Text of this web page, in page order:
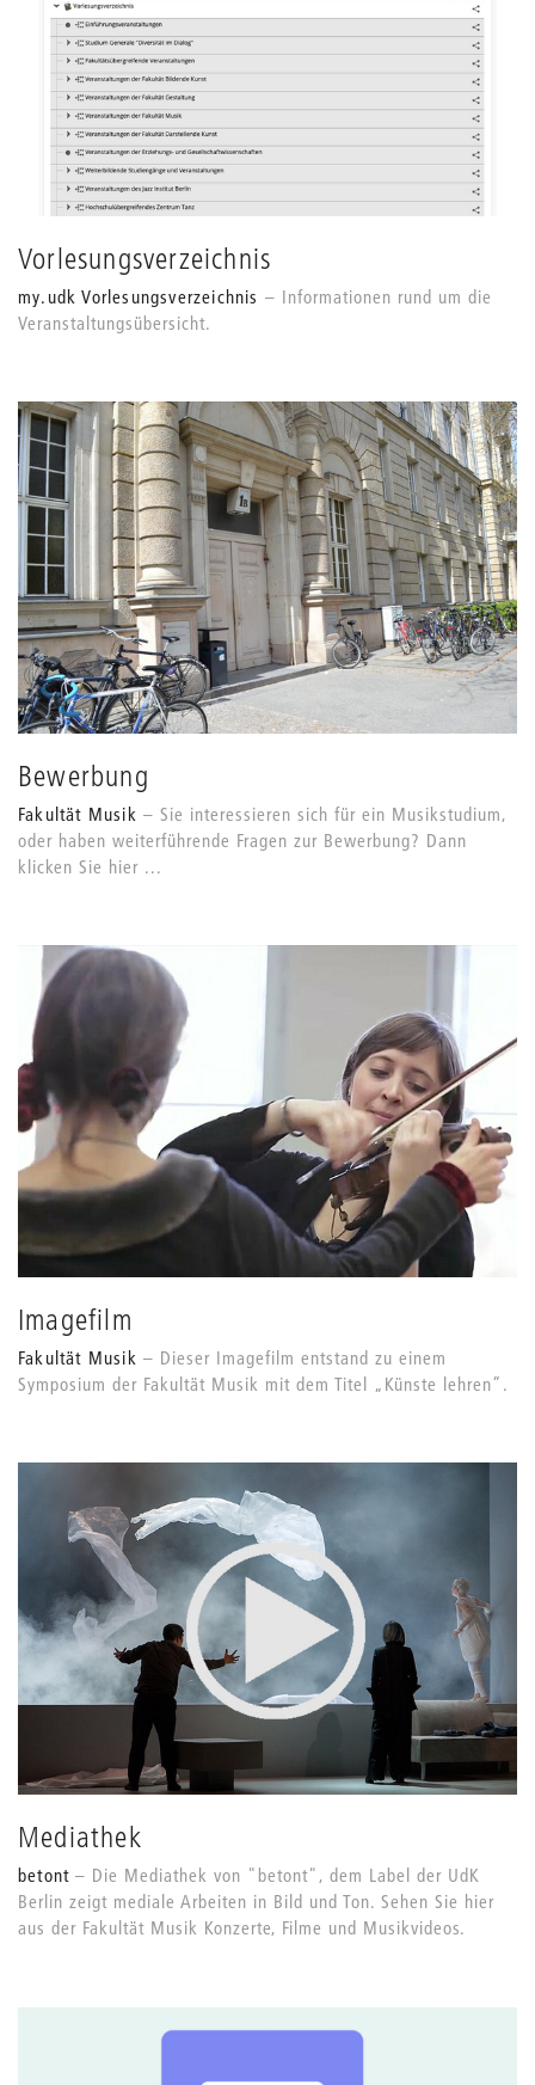
Vorlesungsverzeichnis
my.udk Vorlesungsverzeichnis
Informationen rund um die
Veranstaltungsübersicht.
Bewerbung
Fakultät Musik
Sie interessieren sich für ein Musikstudium,
oder haben weiterführende Fragen zur Bewerbung? Dann
klicken Sie hier ...
Imagefilm
Fakultät Musik
Dieser Imagefilm entstand zu einem
Symposium der Fakultät Musik mit dem Titel „Künste lehren”.
Mediathek
betont
Die Mediathek von "betont", dem Label der UdK
Berlin zeigt mediale Arbeiten in Bild und Ton. Sehen Sie hier
aus der Fakultät Musik Konzerte, Filme und Musikvideos.